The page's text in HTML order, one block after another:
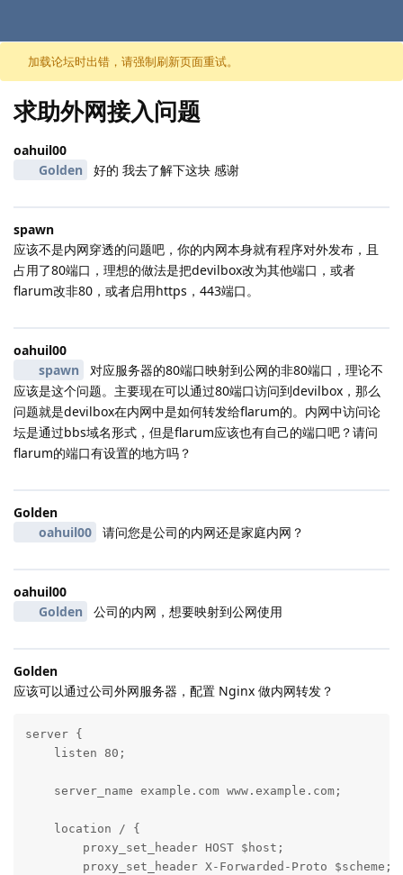
跳至内容
加载论坛时出错，请强制刷新页面重试。
求助外网接入问题
oahuil00
Golden
好的 我去了解下这块 感谢
spawn
应该不是内网穿透的问题吧，你的内网本身就有程序对外发布，且
占用了80端口，理想的做法是把devilbox改为其他端口，或者
flarum改非80，或者启用https，443端口。
oahuil00
spawn
对应服务器的80端口映射到公网的非80端口，理论不
应该是这个问题。主要现在可以通过80端口访问到devilbox，那么
问题就是devilbox在内网中是如何转发给flarum的。内网中访问论
坛是通过bbs域名形式，但是flarum应该也有自己的端口吧？请问
flarum的端口有设置的地方吗？
Golden
oahuil00
请问您是公司的内网还是家庭内网？
oahuil00
Golden
公司的内网，想要映射到公网使用
Golden
应该可以通过公司外网服务器，配置 Nginx 做内网转发？
server {
    listen 80;
    server_name example.com www.example.com;
    location / {
        proxy_set_header HOST $host;
        proxy_set_header X-Forwarded-Proto $scheme;